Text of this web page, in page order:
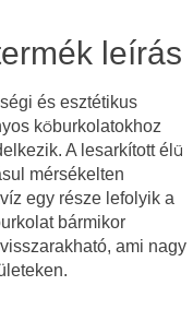
leírás
és esztétikus
kőburkolatokhoz
A lesarkított élű
mérsékelten
egy része lefolyik a
bármikor
ami nagy